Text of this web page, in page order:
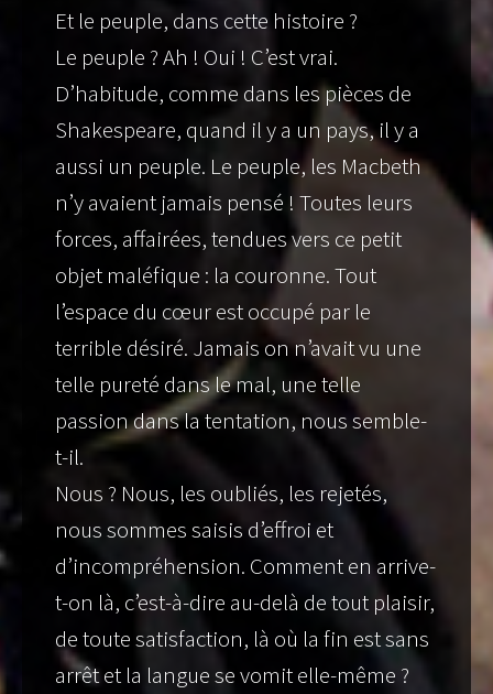
Et le peuple, dans cette histoire ?
Le peuple ? Ah ! Oui ! C’est vrai.
D’habitude, comme dans les pièces de
Shakespeare, quand il y a un pays, il y a
aussi un peuple. Le peuple, les Macbeth
n’y avaient jamais pensé ! Toutes leurs
forces, affairées, tendues vers ce petit
objet maléfique : la couronne. Tout
l’espace du cœur est occupé par le
terrible désiré. Jamais on n’avait vu une
telle pureté dans le mal, une telle
passion dans la tentation, nous semble-
t-il.
Nous ? Nous, les oubliés, les rejetés,
nous sommes saisis d’effroi et
d’incompréhension. Comment en arrive-
t-on là, c’est-à-dire au-delà de tout plaisir,
de toute satisfaction, là où la fin est sans
arrêt et la langue se vomit elle-même ?